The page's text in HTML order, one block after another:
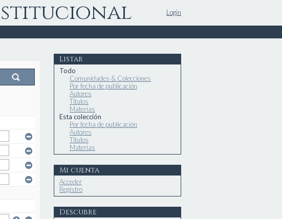
Login
Listar
Todo
Comunidades & Colecciones
Por fecha de publicación
Autores
Títulos
Materias
Esta colección
Por fecha de publicación
Autores
Títulos
Materias
Mi cuenta
Acceder
Registro
Descubre